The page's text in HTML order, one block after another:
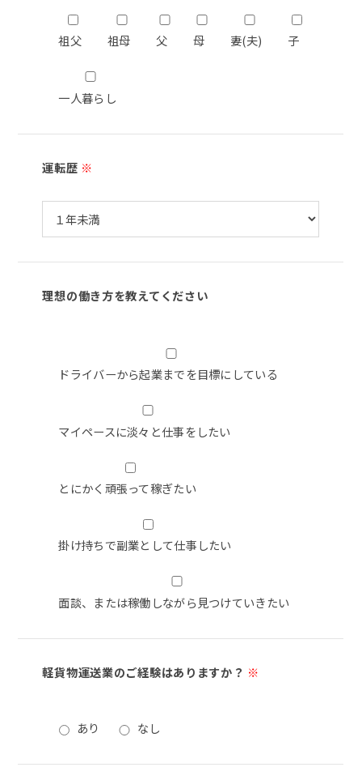
祖父 祖母 父 母 妻(夫) 子
一人暮らし
運転歴 ※
理想の働き方を教えてください
ドライバーから起業までを目標にしている
マイペースに淡々と仕事をしたい
とにかく頑張って稼ぎたい
掛け持ちで副業として仕事したい
面談、または稼働しながら見つけていきたい
軽貨物運送業のご経験はありますか？ ※
あり なし